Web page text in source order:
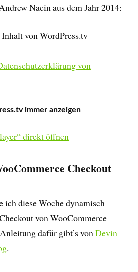
Nacin aus dem Jahr 2014:
von WordPress.tv
von
immer anzeigen
direkt öffnen
Checkout
ich diese Woche dynamisch
von WooCommerce
dafür gibt’s vonDevin
.